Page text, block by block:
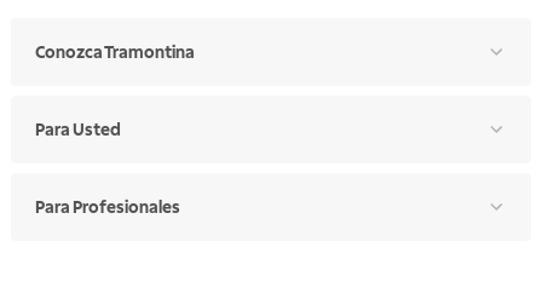
Conozca Tramontina
Para Usted
Para Profesionales